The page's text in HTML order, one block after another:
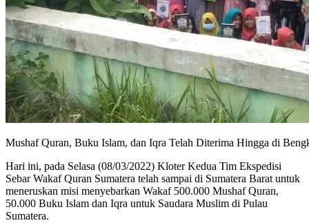
Mushaf Quran, Buku Islam, dan Iqra Telah Diterima Hingga di
Hari ini, pada Selasa (08/03/2022) Kloter Kedua Tim Ekspedisi
Sebar Wakaf Quran Sumatera telah sampai di Sumatera Barat untuk
meneruskan misi menyebarkan Wakaf 500.000 Mushaf Quran,
50.000 Buku Islam dan Iqra untuk Saudara Muslim di Pulau
Sumatera.